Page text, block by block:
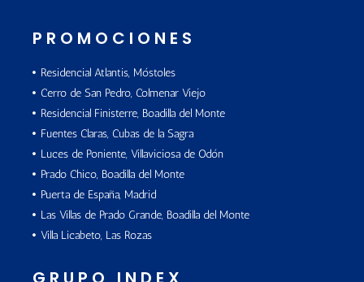
PROMOCIONES
Residencial Atlantis, Móstoles
Cerro de San Pedro, Colmenar Viejo
Residencial Finisterre, Boadilla del Monte
Fuentes Claras, Cubas de la Sagra
Luces de Poniente, Villaviciosa de Odón
Prado Chico, Boadilla del Monte
Puerta de España, Madrid
Las Villas de Prado Grande, Boadilla del Monte
Villa Licabeto, Las Rozas